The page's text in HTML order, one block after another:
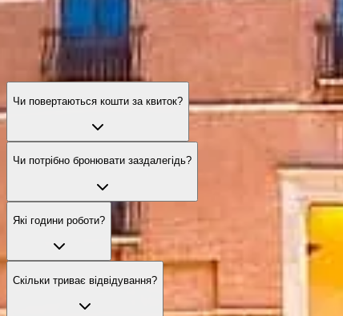
Чи повертаються кошти за квиток?
Чи потрібно бронювати заздалегідь?
Які години роботи?
Скільки триває відвідування?